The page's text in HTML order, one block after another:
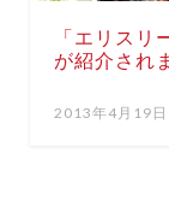
「エリスリ
が紹介され
2013年4月19日